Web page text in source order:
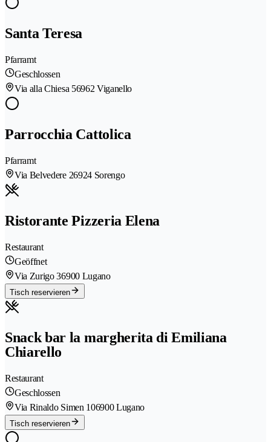
Santa Teresa
Pfarramt
Geschlossen
Via alla Chiesa 56962 Viganello
Parrocchia Cattolica
Pfarramt
Via Belvedere 26924 Sorengo
Ristorante Pizzeria Elena
Restaurant
Geöffnet
Via Zurigo 36900 Lugano
Tisch reservieren
Snack bar la margherita di Emiliana
Chiarello
Restaurant
Geschlossen
Via Rinaldo Simen 106900 Lugano
Tisch reservieren